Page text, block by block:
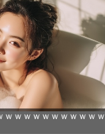
ｗｗｗｗｗｗｗｗｗｗ